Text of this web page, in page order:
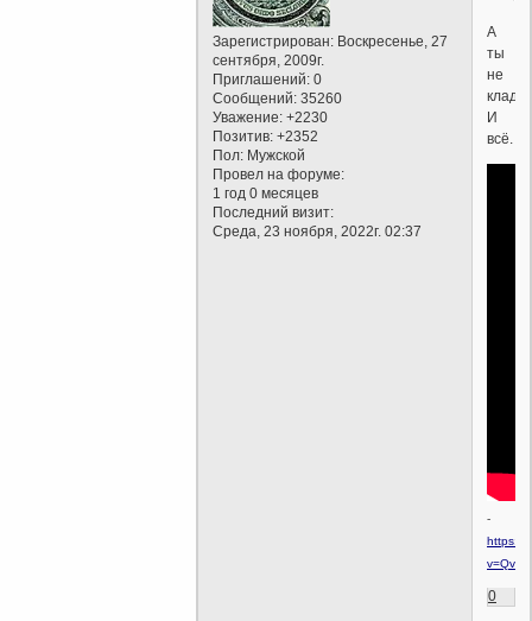
Зарегистрирован: Воскресенье, 27
сентября, 2009г.
Приглашений: 0
Сообщений: 35260
Уважение: +2230
Позитив: +2352
Пол: Мужской
Провел на форуме:
1 год 0 месяцев
Последний визит:
Среда, 23 ноября, 2022г. 02:37
А
ты
не
И
всё.
-
https://
0